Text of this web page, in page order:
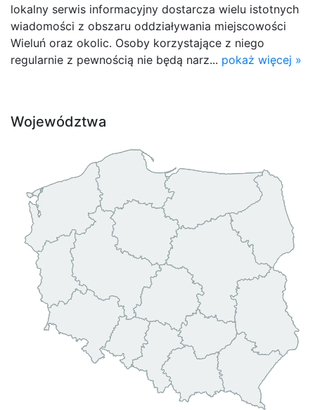
lokalny serwis informacyjny dostarcza wielu istotnych
wiadomości z obszaru oddziaływania miejscowości
Wieluń oraz okolic. Osoby korzystające z niego
regularnie z pewnością nie będą narz... pokaż więcej »
Województwa